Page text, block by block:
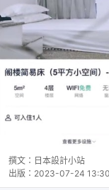
撰文： 日本設計小站
出版： 2023-07-24 13:30